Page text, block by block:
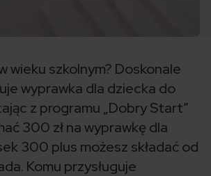
wieku szkolnym? Doskonale
wyprawka dla dziecka do
z programu „Dobry Start”
300 zł na wyprawkę dla
300 plus możesz składać od
Komu przysługuje